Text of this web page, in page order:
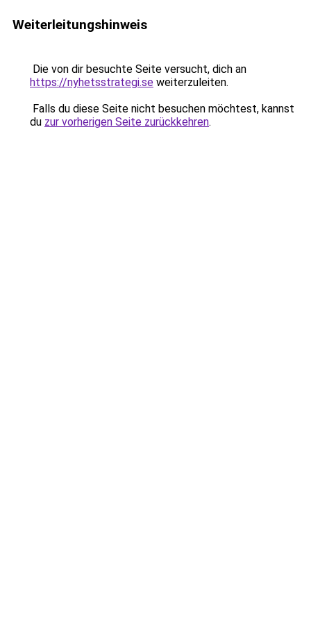
Weiterleitungshinweis
Die von dir besuchte Seite versucht, dich an
https://nyhetsstrategi.se weiterzuleiten.
Falls du diese Seite nicht besuchen möchtest, kannst
du zur vorherigen Seite zurückkehren.